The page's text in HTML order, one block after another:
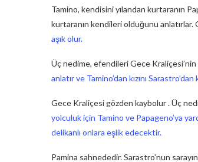
Tamino, kendisini yılandan kurtaranın
kurtaranın kendileri olduğunu anlatırlar.
aşık olur.
Üç nedime, efendileri Gece Kraliçesi’nin
anlatır ve Tamino’dan kızını
Gece Kraliçesi gözden kaybolur . Üç
yolculuk için Tamino ve Papageno’ya
delikanlı onlara eşlik edecektir.
Pamina sahnededir. Sarastro’nun